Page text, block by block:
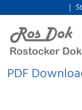
zum Inhalt
PDF